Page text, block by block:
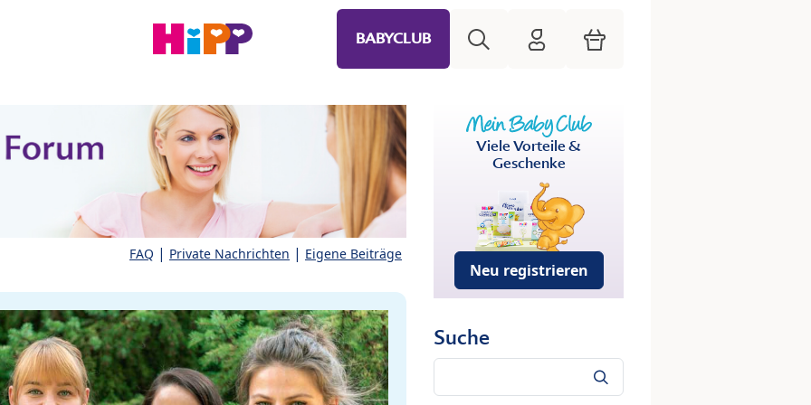
BABYCLUB HiPP Mein Babyclub
Warenkorb
FAQ | Private Nachrichten | Eigene Beiträge
Viele Vorteile &
Geschenke
Neu registrieren
Suche